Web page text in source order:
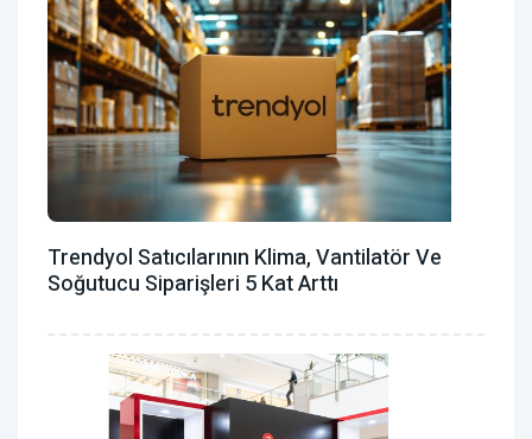
Trendyol Satıcılarının Klima, Vantilatör ‎ve
Soğutucu Siparişleri 5 Kat Arttı